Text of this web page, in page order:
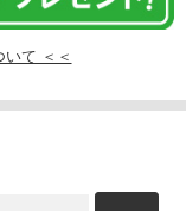
いて ＜＜